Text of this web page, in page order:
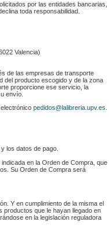
por las entidades bancarias,
toda responsabilidad.
Valencia)
de las empresas de transporte
del producto escogido y de la zona
proporcione ese servicio, la
envío.
pedidos@lalibreria.upv.es
los datos de pago.
en la Orden de Compra, que
Su Orden de Compra será
Y en cumplimiento de la misma el
productos que le hayan llegado en
en la legislación reguladora